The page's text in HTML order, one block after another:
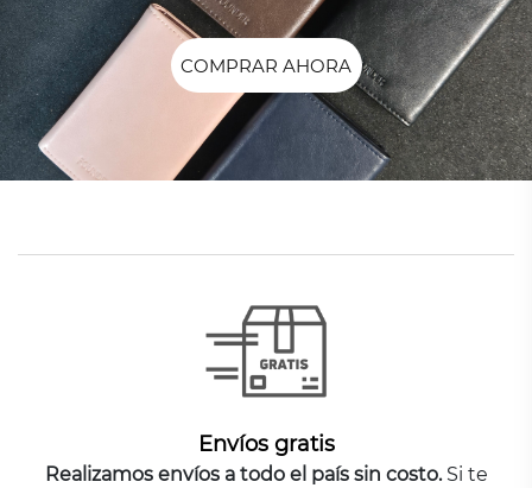
COMPRAR AHORA
Envíos gratis
Realizamos envíos a todo el país sin costo.Si te